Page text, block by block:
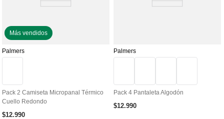
Más vendidos
Palmers
Pack 2 Camiseta Micropanal Térmico
Cuello Redondo
$12.990
Palmers
Pack 4 Pantaleta Algodón
$12.990